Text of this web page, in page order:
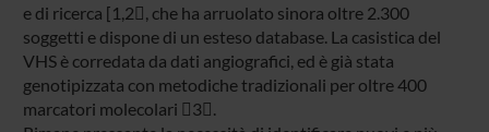
e di ricerca [1,2, che ha arruolato sinora oltre 2.300
soggetti e dispone di un esteso database. La casistica del
VHS è corredata da dati angiografici, ed è già stata
genotipizzata con metodiche tradizionali per oltre 400
marcatori molecolari 3.